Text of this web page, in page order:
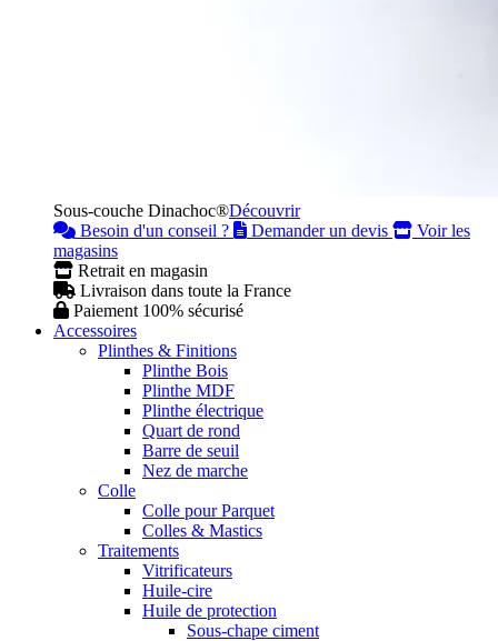
Sous-couche Dinachoc®Découvrir
Besoin d'un conseil ?
Demander un devis
Voir les
magasins
Retrait en magasin
Livraison dans toute la France
Paiement 100% sécurisé
Accessoires
Plinthes & Finitions
Plinthe Bois
Plinthe MDF
Plinthe électrique
Quart de rond
Barre de seuil
Nez de marche
Colle
Colle pour Parquet
Colles & Mastics
Traitements
Vitrificateurs
Huile-cire
Huile de protection
Sous-chape ciment